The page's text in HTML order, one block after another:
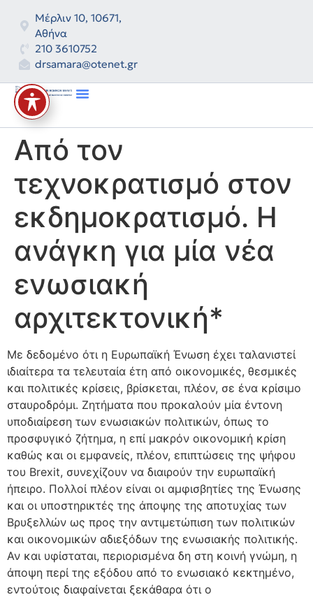
Μέρλιν 10, 10671,
Αθήνα
210 3610752
drsamara@otenet.gr
Από τον
τεχνοκρατισμό στον
εκδημοκρατισμό. Η
ανάγκη για μία νέα
ενωσιακή
αρχιτεκτονική*
Με δεδομένο ότι η Ευρωπαϊκή Ένωση έχει ταλανιστεί
ιδιαίτερα τα τελευταία έτη από οικονομικές, θεσμικές
και πολιτικές κρίσεις, βρίσκεται, πλέον, σε ένα κρίσιμο
σταυροδρόμι. Ζητήματα που προκαλούν μία έντονη
υποδιαίρεση των ενωσιακών πολιτικών, όπως το
προσφυγικό ζήτημα, η επί μακρόν οικονομική κρίση
καθώς και οι εμφανείς, πλέον, επιπτώσεις της ψήφου
του Brexit, συνεχίζουν να διαιρούν την ευρωπαϊκή
ήπειρο. Πολλοί πλέον είναι οι αμφισβητίες της Ένωσης
και οι υποστηρικτές της άποψης της αποτυχίας των
Βρυξελλών ως προς την αντιμετώπιση των πολιτικών
και οικονομικών αδιεξόδων της ενωσιακής πολιτικής.
Αν και υφίσταται, περιορισμένα δη στη κοινή γνώμη, η
άποψη περί της εξόδου από το ενωσιακό κεκτημένο,
εντούτοις διαφαίνεται ξεκάθαρα ότι ο